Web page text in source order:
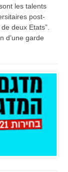
les talents
post-
deux Etats”.
d’une garde